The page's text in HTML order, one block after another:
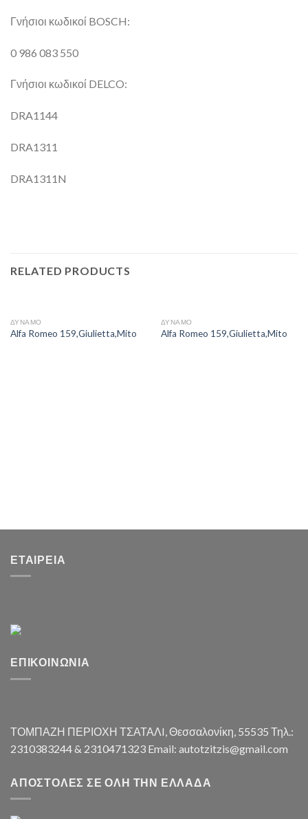
Γνήσιοι κωδικοί BOSCH:
0 986 083 550
Γνήσιοι κωδικοί DELCO:
DRA1144
DRA1311
DRA1311N
RELATED PRODUCTS
ΔΥΝΑΜΟ
Alfa Romeo 159,Giulietta,Mito
ΔΥΝΑΜΟ
Alfa Romeo 159,Giulietta,Mito
ΕΤΑΙΡΕΊΑ
ΕΠΙΚΟΙΝΩΝΊΑ
ΤΟΜΠΑΖΗ ΠΕΡΙΟΧΗ ΤΣΑΤΑΛI, Θεσσαλονίκη, 55535 Τηλ.:
2310383244 & 2310471323 Email: autotzitzis@gmail.com
ΑΠΟΣΤΟΛΈΣ ΣΕ ΌΛΗ ΤΗΝ ΕΛΛΆΔΑ